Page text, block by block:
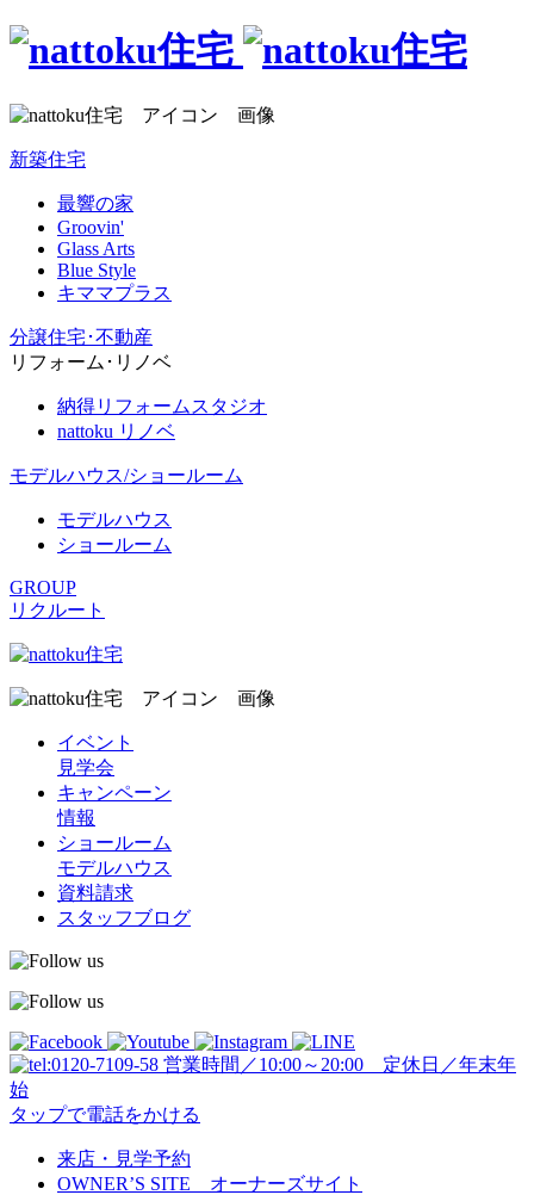
新築住宅
最響の家
Groovin'
Glass Arts
Blue Style
キママプラス
分譲住宅･不動産
リフォーム･リノベ
納得リフォームスタジオ
nattoku リノベ
モデルハウス/ショールーム
モデルハウス
ショールーム
GROUP
リクルート
イベント
見学会
キャンペーン
情報
ショールーム
モデルハウス
資料請求
スタッフブログ
営業時間／10:00～20:00 定休日／年末年
始
タップで電話をかける
来店・見学予約
OWNER’S SITE オーナーズサイト